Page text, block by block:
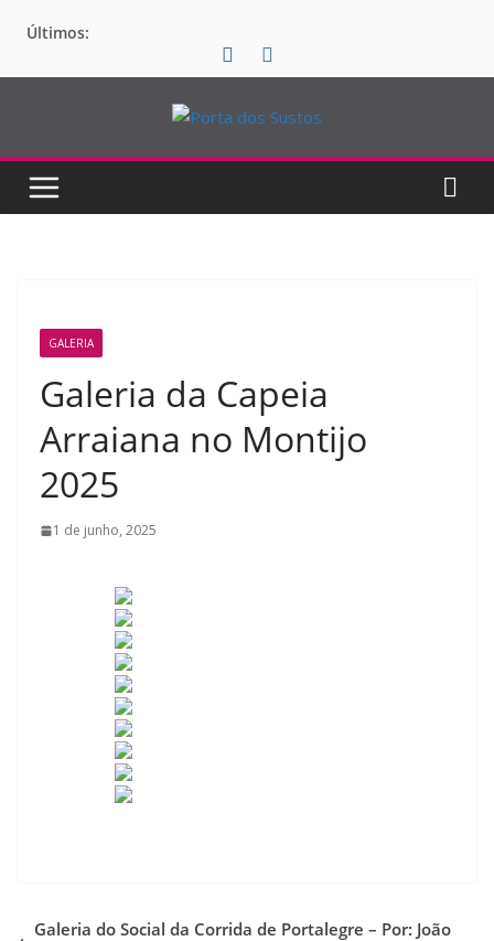
paraÚltimos:
GALERIA
Galeria da Capeia
Arraiana no Montijo
2025
1 de junho, 2025
Galeria do Social da Corrida de Portalegre – Por: João